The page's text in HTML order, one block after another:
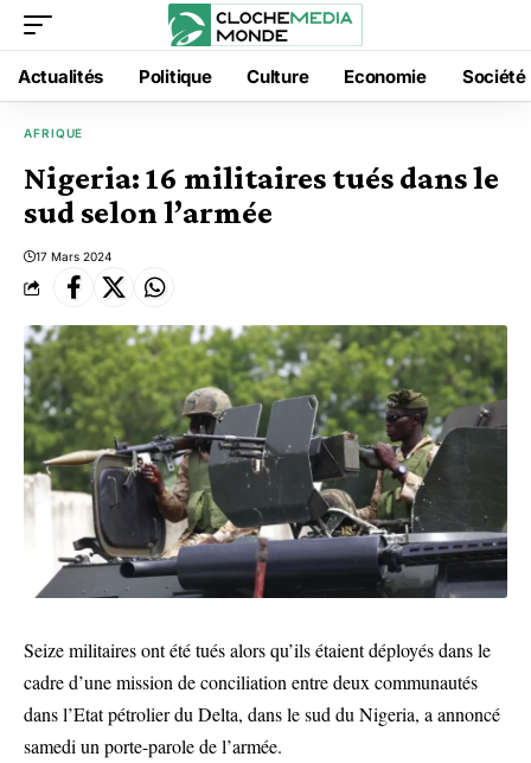
Actualités Politique Culture Economie Société
AFRIQUE
Nigeria: 16 militaires tués dans le
sud selon l’armée
17 Mars 2024
Seize militaires ont été tués alors qu’ils étaient déployés dans le
cadre d’une mission de conciliation entre deux communautés
dans l’Etat pétrolier du Delta, dans le sud du Nigeria, a annoncé
samedi un porte-parole de l’armée.